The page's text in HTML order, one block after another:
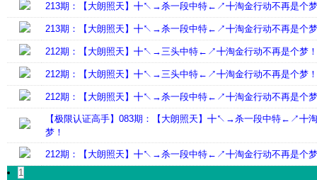
213期：【大朗照天】╋↖→杀一段中特←↗╋淘金行动不再是个
213期：【大朗照天】╋↖→杀一段中特←↗╋淘金行动不再是个
212期：【大朗照天】╋↖→三头中特←↗╋淘金行动不再是个梦！
212期：【大朗照天】╋↖→三头中特←↗╋淘金行动不再是个梦！
212期：【大朗照天】╋↖→杀一段中特←↗╋淘金行动不再是个
【极限认证高手】083期：【大朗照天】╋↖→杀一段中特←↗╋淘
梦！
212期：【大朗照天】╋↖→杀一段中特←↗╋淘金行动不再是个
1